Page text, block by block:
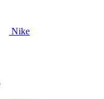
Nike